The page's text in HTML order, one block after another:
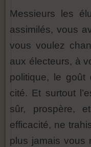
Messieurs les
assimilés, vous
vous voulez
aux électeurs, à
politique, le goût
cité. Et surtout
sûr, prospère,
efficacité, ne
plus jamais vous